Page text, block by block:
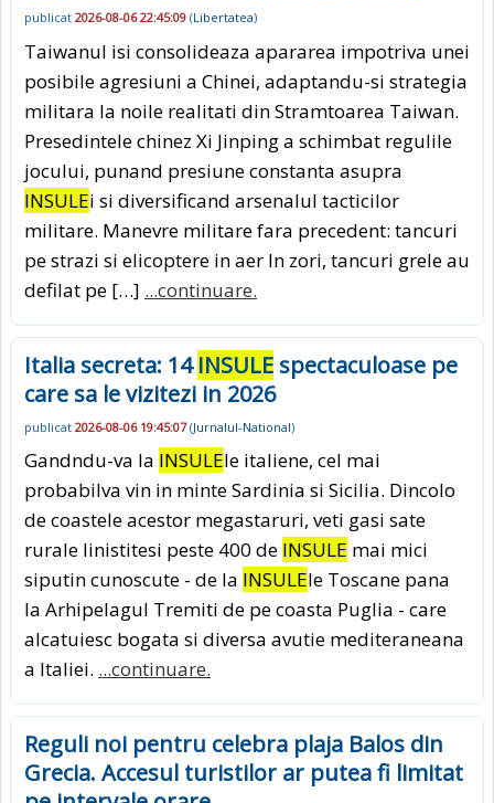
publicat 2026-08-06 22:45:09 (Libertatea)
Taiwanul isi consolideaza apararea impotriva unei
posibile agresiuni a Chinei, adaptandu-si strategia
militara la noile realitati din Stramtoarea Taiwan.
Presedintele chinez Xi Jinping a schimbat regulile
jocului, punand presiune constanta asupra
INSULEi si diversificand arsenalul tacticilor
militare. Manevre militare fara precedent: tancuri
pe strazi si elicoptere in aer In zori, tancuri grele au
defilat pe […] ...continuare.
Italia secreta: 14INSULE spectaculoase pe
care sa le vizitezi in 2026
publicat 2026-08-06 19:45:07(Jurnalul-National)
Gandndu-va la INSULEle italiene, cel mai
probabilva vin in minte Sardinia si Sicilia. Dincolo
de coastele acestor megastaruri, veti gasi sate
rurale linistitesi peste 400 de INSULE mai mici
siputin cunoscute - de la INSULEle Toscane pana
la Arhipelagul Tremiti de pe coasta Puglia - care
alcatuiesc bogata si diversa avutie mediteraneana
a Italiei. ...continuare.
Reguli noi pentru celebra plaja Balos din
Grecia. Accesul turistilor ar putea fi limitat